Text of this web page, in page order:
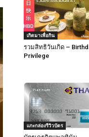
เกิดมาเพื่อกิน
รวมสิทธิวันเกิด –
Privilege
แกะกล่องรีวิวบัตร